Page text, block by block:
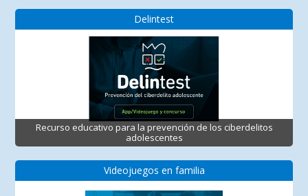
Delintest
Recurso educativo para la prevención de los ciberdelitos
adolescentes
Videojuegos en familia